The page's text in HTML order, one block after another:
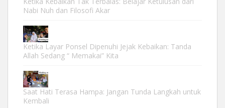
Nabi Nuh dan Filosofi Akar
Ketika Layar Ponsel Dipenuhi Jejak Kebaikan: Tanda
Allah Sedang “ Memakai” Kita
Saat Hati Terasa Hampa: Jangan Tunda Langkah untuk
Kembali